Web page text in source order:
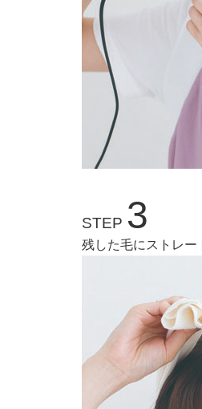
STEP 3
残した毛にストレー